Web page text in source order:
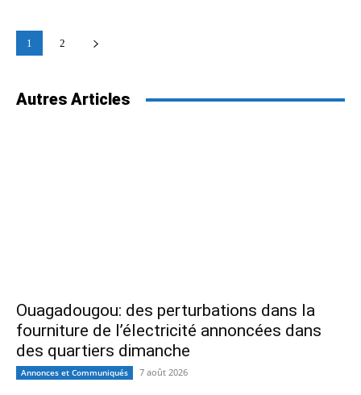
1 2
Autres Articles
Ouagadougou: des perturbations dans la
fourniture de l’électricité annoncées dans
des quartiers dimanche
Annonces et Communiqués 7 août 2026